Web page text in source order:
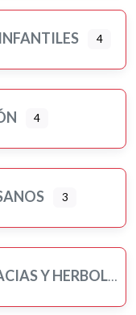
4
4
3
Y HERBOLARIOS